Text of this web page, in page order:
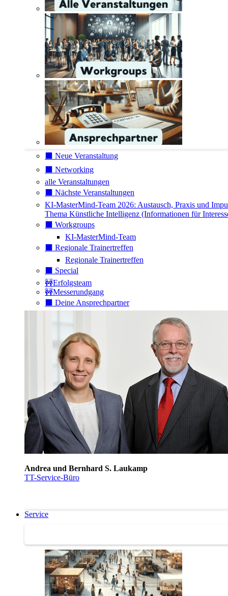
⬛️ Neue Veranstaltung
⬛️ Networking
alle Veranstaltungen
⬛️ Nächste Veranstaltungen
KI-MasterMind-Team 2026: Austausch, Praxis und
Thema Künstliche Intelligenz (Informationen für
⬛️ Workgroups
KI-MasterMind-Team
⬛️ Regionale Trainertreffen
Regionale Trainertreffen
⬛️ Special
🚧Erfolgsteam
🚧Messerundgang
⬛️ Deine Ansprechpartner
Andrea und Bernhard S. Laukamp
TT-Service-Büro
Service